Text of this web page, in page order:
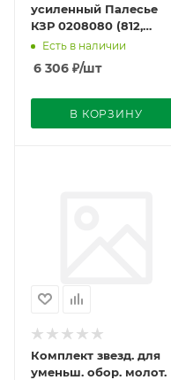
усиленный Палесье
КЗР 0208080 (812,
150х100-13) L=2,926
Есть в наличии
6 306 ₽/шт
В КОРЗИНУ
Комплект звезд. для
уменьш. обор. молот.